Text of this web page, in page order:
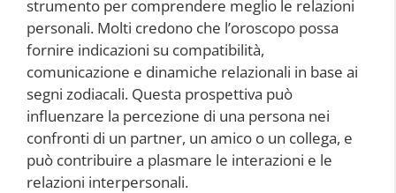
strumento per comprendere meglio le relazioni
personali. Molti credono che l’oroscopo possa
fornire indicazioni su compatibilità,
comunicazione e dinamiche relazionali in base ai
segni zodiacali. Questa prospettiva può
influenzare la percezione di una persona nei
confronti di un partner, un amico o un collega, e
può contribuire a plasmare le interazioni e le
relazioni interpersonali.